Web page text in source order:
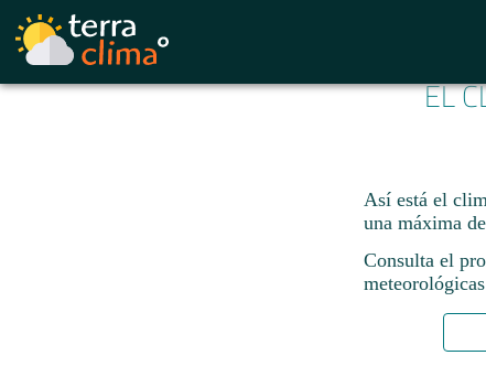
EL
Así está el
una máxima
Consulta el